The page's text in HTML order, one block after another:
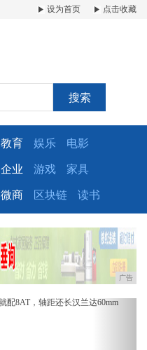
设为首页 点击收藏
搜索
教育 娱乐 电影
企业 游戏 家具
微商 区块链 读书
广告
Next